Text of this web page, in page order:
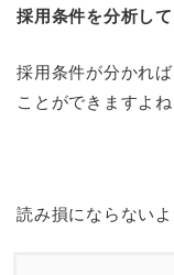
採用条件を分析して
採用条件が分かれ
ことができますよね
読み損にならない